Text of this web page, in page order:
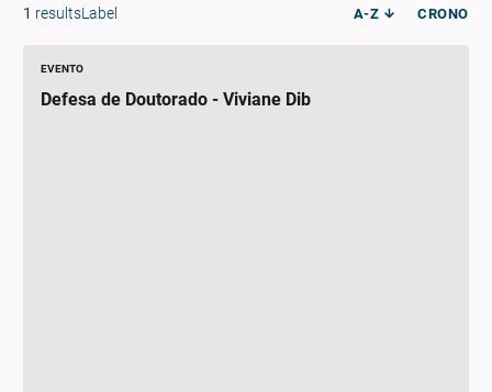
1 resultsLabel A-Z CRONO
EVENTO
Defesa de Doutorado - Viviane Dib